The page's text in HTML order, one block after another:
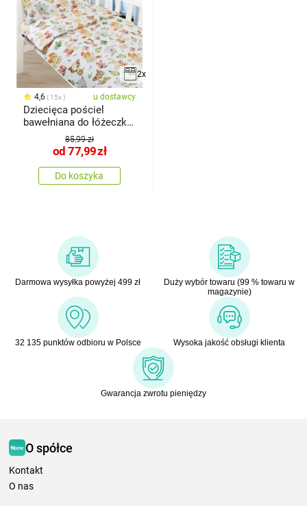
2x
4,6 15x u dostawcy
Dziecięca pościel
bawełniana do łóżeczka
85,99 zł
od 77,99zł
Do koszyka
Darmowa wysyłka powyżej 499 zł
Duży wybór towaru (99 % towaru w
magazynie)
32 135 punktów odbioru w Polsce Wysoka jakość obsługi klienta
Gwarancja zwrotu pieniędzy
O spółce
Kontakt
O nas